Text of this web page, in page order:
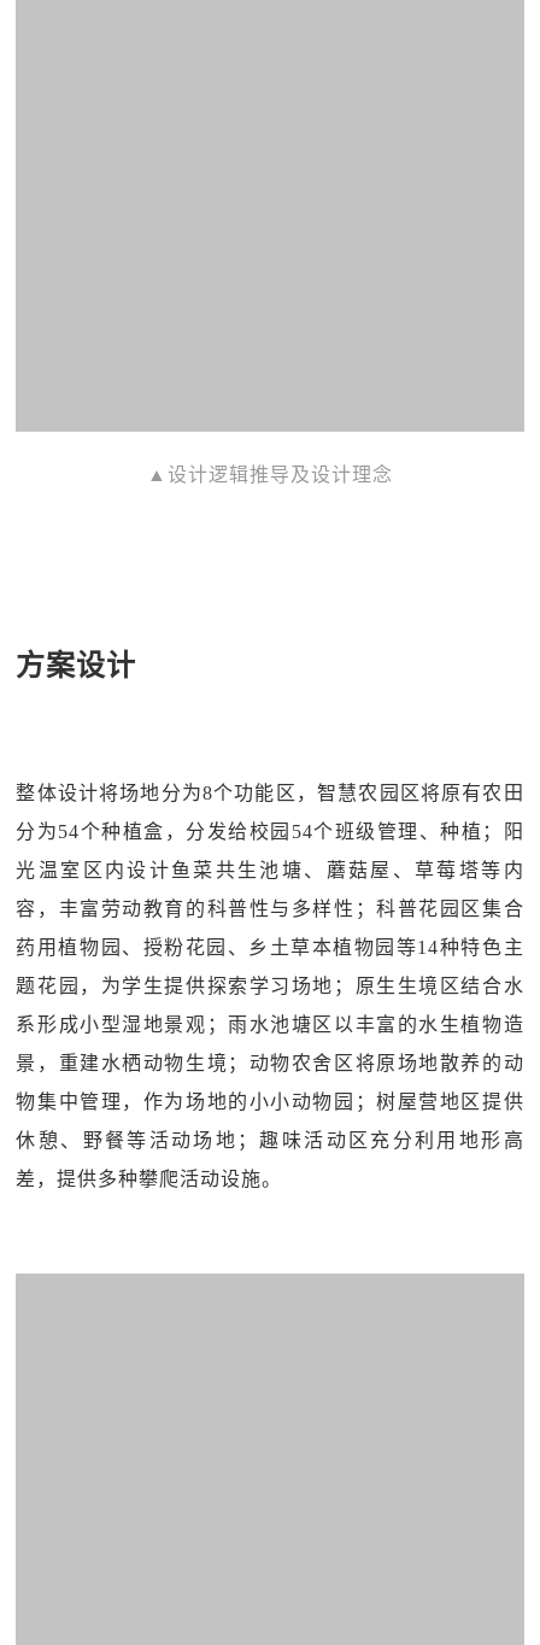
▲设计逻辑推导及设计理念
方案设计
整体设计将场地分为8个功能区，智慧农园区将原有农田
分为54个种植盒，分发给校园54个班级管理、种植；阳
光温室区内设计鱼菜共生池塘、蘑菇屋、草莓塔等内
容，丰富劳动教育的科普性与多样性；科普花园区集合
药用植物园、授粉花园、乡土草本植物园等14种特色主
题花园，为学生提供探索学习场地；原生生境区结合水
系形成小型湿地景观；雨水池塘区以丰富的水生植物造
景，重建水栖动物生境；动物农舍区将原场地散养的动
物集中管理，作为场地的小小动物园；树屋营地区提供
休憩、野餐等活动场地；趣味活动区充分利用地形高
差，提供多种攀爬活动设施。